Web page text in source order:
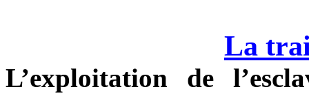
La
L’exploitation de